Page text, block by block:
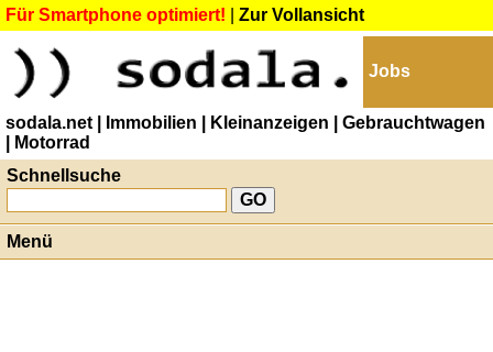
Für Smartphone optimiert! Zur Vollansicht
Jobs
sodala.net | Immobilien | Kleinanzeigen
| Gebrauchtwagen
| Motorrad
Schnellsuche
Menü